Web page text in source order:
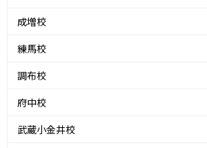
成増校
練馬校
調布校
府中校
武蔵小金井校